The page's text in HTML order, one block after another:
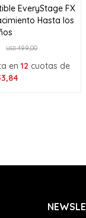
EveryStage FX
Hasta los
USD499,00
en12 cuotas de